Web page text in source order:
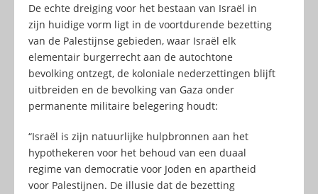
De echte dreiging voor het bestaan van Israël in
zijn huidige vorm ligt in de voortdurende bezetting
van de Palestijnse gebieden, waar Israël elk
elementair burgerrecht aan de autochtone
bevolking ontzegt, de koloniale nederzettingen blijft
uitbreiden en de bevolking van Gaza onder
permanente militaire belegering houdt:
“Israël is zijn natuurlijke hulpbronnen aan het
hypothekeren voor het behoud van een duaal
regime van democratie voor Joden en apartheid
voor Palestijnen. De illusie dat de bezetting